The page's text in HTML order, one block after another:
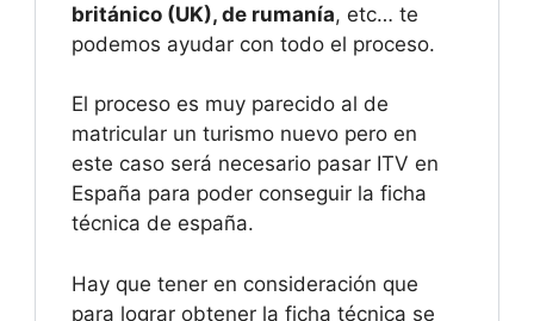
británico (UK), de rumanía, etc… te
podemos ayudar con todo el proceso.
El proceso es muy parecido al de
matricular un turismo nuevo pero en
este caso será necesario pasar ITV en
España para poder conseguir la ficha
técnica de españa.
Hay que tener en consideración que
para lograr obtener la ficha técnica se